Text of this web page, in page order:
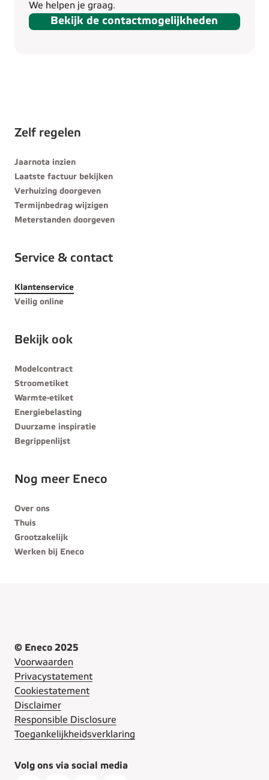
We helpen je graag.
Bekijk de contactmogelijkheden
Zelf regelen
Jaarnota inzien
Laatste factuur bekijken
Verhuizing doorgeven
Termijnbedrag wijzigen
Meterstanden doorgeven
Service & contact
Klantenservice
Veilig online
Bekijk ook
Modelcontract
Stroometiket
Warmte-etiket
Energiebelasting
Duurzame inspiratie
Begrippenlijst
Nog meer Eneco
Over ons
Thuis
Grootzakelijk
Werken bij Eneco
© Eneco 2025
Voorwaarden
Privacystatement
Cookiestatement
Disclaimer
Responsible Disclosure
Toegankelijkheidsverklaring
Volg ons via social media